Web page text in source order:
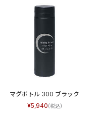
マグボトル 300 ブラック
5,940